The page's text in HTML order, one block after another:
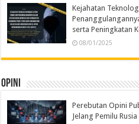
Kejahatan
serta Peningkatan
08/01/2025
Opini
Perebutan Opini
Jelang Pemilu Rusia